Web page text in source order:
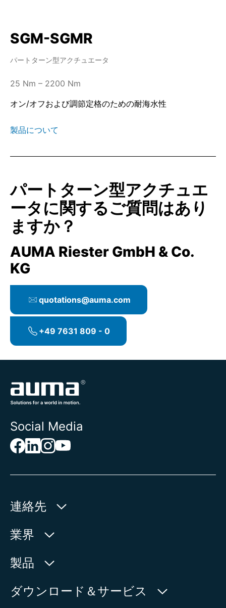
SGM-SGMR
パートターン型アクチュエータ
25 Nm – 2200 Nm
オン/オフおよび調節定格のための耐海水性
製品について
パートターン型アクチュエ
ータに関するご質問はあり
ますか？
AUMA Riester GmbH & Co.
KG
quotations@auma.com
+49 7631 809 - 0
Social Media
連絡先
AUMA Riester
Aumastr. 1
地図上に表示
業界
水利産業
電力
製品
製品検索
ダウンロード＆サービス